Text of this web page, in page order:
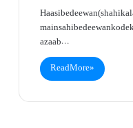
Haasibe deewan (shahi
main sahibe deewan ko
azaab…
Read More »